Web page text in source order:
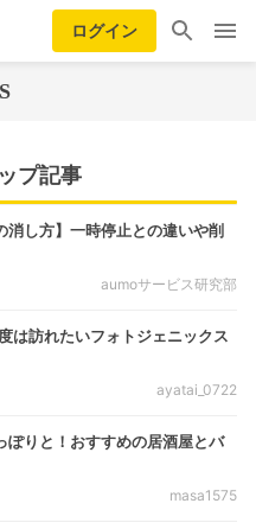
ログイン
プ記事
消し方】一時停止との違いや削
aumoサービス研究部
は訪れたいフォトジェニックス
ayatai_0722
ぽりと！おすすめの居酒屋とバ
masa1575